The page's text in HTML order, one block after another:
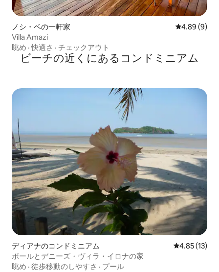
ノシ・ベの一軒家 レビュー9件
4.89 (9)
Villa Amazi
眺め ·快適さ · チェックアウト
ビーチの近くにあるコンドミニアム
ディアナのコンドミニアム レビュー13
4.85 (13)
ポールとデニーズ・ヴィラ・イロナの家
眺め · 徒歩移動のしやすさ · プール